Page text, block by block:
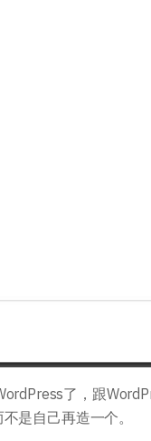
了，跟
是自己再造一个。